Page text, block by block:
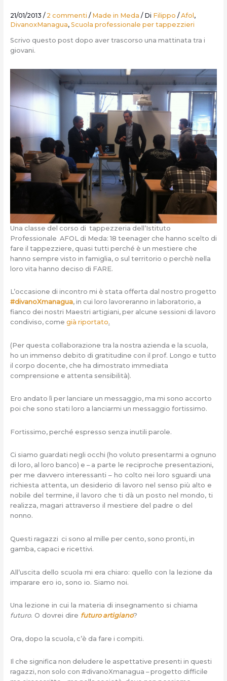
21/01/2013 / 2 commenti / Made in Meda / Di Filippo /Afol,
DivanoxManagua, Scuola professionale per tappezzieri
Scrivo questo post dopo aver trascorso una mattinata tra i
giovani.
Una classe del corso di tappezzeria dell’Istituto
Professionale AFOL di Meda: 18 teenager che hanno scelto di
fare il tappezziere, quasi tutti perché è un mestiere che
hanno sempre visto in famiglia, o sul territorio o perchè nella
loro vita hanno deciso di FARE.
L’occasione di incontro mi è stata offerta dal nostro progetto
#divanoXmanagua, in cui loro lavoreranno in laboratorio, a
fianco dei nostri Maestri artigiani, per alcune sessioni di lavoro
condiviso, come già riportato.
(Per questa collaborazione tra la nostra azienda e la scuola,
ho un immenso debito di gratitudine con il prof. Longo e tutto
il corpo docente, che ha dimostrato immediata
comprensione e attenta sensibilità).
Ero andato lì per lanciare un messaggio, ma mi sono accorto
poi che sono stati loro a lanciarmi un messaggio fortissimo.
Fortissimo, perché espresso senza inutili parole.
Ci siamo guardati negli occhi (ho voluto presentarmi a ognuno
di loro, al loro banco) e – a parte le reciproche presentazioni,
per me davvero interessanti – ho colto nei loro sguardi una
richiesta attenta, un desiderio di lavoro nel senso più alto e
nobile del termine, il lavoro che ti dà un posto nel mondo, ti
realizza, magari attraverso il mestiere del padre o del
nonno.
Questi ragazzi ci sono al mille per cento, sono pronti, in
gamba, capaci e ricettivi.
All’uscita dello scuola mi era chiaro: quello con la lezione da
imparare ero io, sono io. Siamo noi.
Una lezione in cui la materia di insegnamento si chiama
futuro. O dovrei dire futuro artigiano?
Ora, dopo la scuola, c’è da fare i compiti.
Il che significa non deludere le aspettative presenti in questi
ragazzi, non solo con #divanoXmanagua – progetto difficile